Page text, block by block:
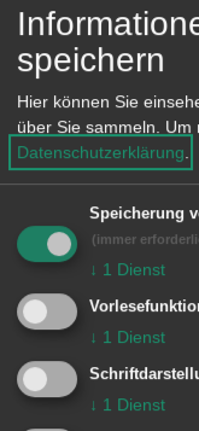
Feldbiologin
und zeigt, wie
Situationen
Menschen
Einblick in
politische
INFO:
Am
speichern
Hier können Sie
über Sie sammeln. Um
Datenschutzerklärung.
Speicherung
(immer
↓ 1 Dienst
↓ 1 Dienst
↓ 1 Dienst